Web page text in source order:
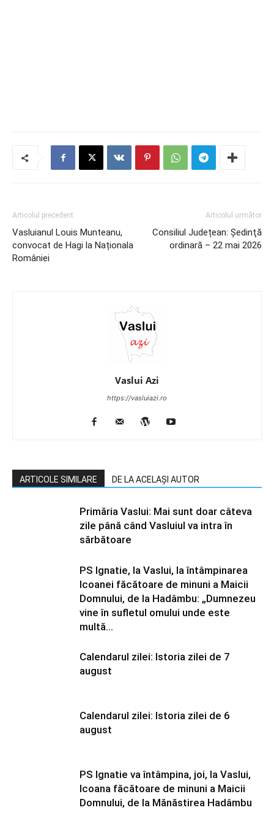
Articolul precedent
Vasluianul Louis Munteanu,
convocat de Hagi la Naționala
României
Articolul următor
Consiliul Județean: Ședinţă
ordinară – 22 mai 2026
Vaslui Azi
https://vasluiazi.ro
ARTICOLE SIMILARE DE LA ACELAȘI AUTOR
Primăria Vaslui: Mai sunt doar câteva
zile până când Vasluiul va intra în
sărbătoare
PS Ignatie, la Vaslui, la întâmpinarea
Icoanei făcătoare de minuni a Maicii
Domnului, de la Hadâmbu: „Dumnezeu
vine în sufletul omului unde este
multă...
Calendarul zilei: Istoria zilei de 7
august
Calendarul zilei: Istoria zilei de 6
august
PS Ignatie va întâmpina, joi, la Vaslui,
Icoana făcătoare de minuni a Maicii
Domnului, de la Mănăstirea Hadâmbu